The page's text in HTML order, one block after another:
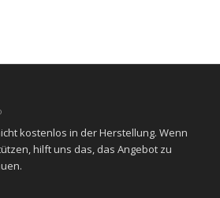
kostenlos in der Herstellung. Wenn
hilft uns das, das Angebot zu